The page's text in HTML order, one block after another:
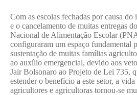
Com as escolas fechadas por causa do
e o cancelamento de muitas entregas
Nacional de Alimentação Escolar
configuraram um espaço fundamental
sustentação de muitas famílias
ao auxílio emergencial, devido aos
Jair Bolsonaro ao Projeto de Lei 735,
estender o benefício a este setor, a
agricultores e agricultoras tornou-se